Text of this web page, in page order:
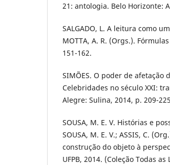
21: antologia. Belo Horizonte:
SALGADO, L. A leitura como
MOTTA, A. R. (Orgs.).
151-162.
SIMÕES. O poder de afetação
Celebridades no século XXI:
Alegre: Sulina, 2014, p. 209-
SOUSA, M. E. V. Histórias e
SOUSA, M. E. V.; ASSIS, C.
construção do objeto à
UFPB, 2014. (Coleção Todas